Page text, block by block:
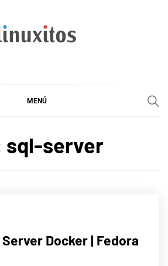
MENÚ
sql-server
Docker | Fedora